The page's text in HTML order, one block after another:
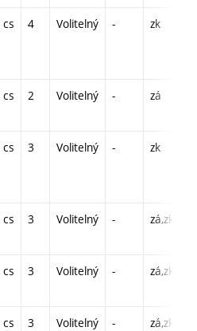
cs 4 Volitelný - zk
cs 2 Volitelný - zá
cs 3 Volitelný - zk
cs 3 Volitelný - zá,zk
cs 3 Volitelný - zá,zk
cs 3 Volitelný - zá,zk